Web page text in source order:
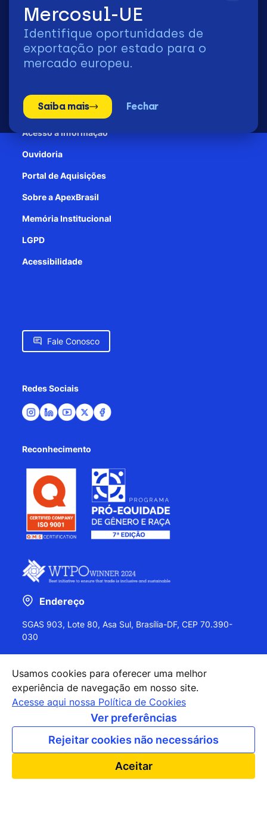
Mercosul-UE
Identifique oportunidades de
exportação por estado para o
mercado europeu.
Saiba mais Fechar
2026 | © Todos os Direitos Reservados - ApexBrasil
Patrocínio
Acesso à informação
Ouvidoria
Portal de Aquisições
Sobre a ApexBrasil
Memória Institucional
LGPD
Acessibilidade
Fale Conosco
Redes Sociais
Reconhecimento
Endereço
SGAS 903, Lote 80, Asa Sul, Brasília-DF, CEP 70.390-
030
+55 (61) 2027-0202
+55 (61) 2027-0203
apexbrasil@apexbrasil.com.br
Nossos escritórios pelo mundo
Usamos cookies para oferecer uma melhor
experiência de navegação em nosso site.
Acesse aqui nossa Política de Cookies
Ver preferências
Rejeitar cookies não necessários
Aceitar